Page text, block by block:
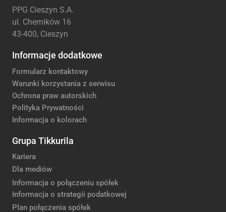
PPG Cieszyn S.A.
ul. Chemików 16
43-400, Cieszyn
Informacje dodatkowe
Formularz kontaktowy
Warunki korzystania z serwisu
Ochrona praw autorskich
Polityka Prywatności
Informacja o kolorach
Grupa Tikkurila
Kariera
Dla mediów
Informacja o połączeniu spółek
Informacja o strategii podatkowej
Plan połączenia spółek